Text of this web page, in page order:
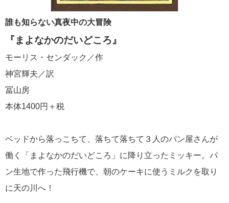
誰も知らない真夜中の大冒険
『まよなかのだいどころ』
モーリス・センダック／作
神宮輝夫／訳
冨山房
本体1400円＋税
ベッドから落っこちて、落ちて落ちて３人のパン屋さんが
働く「まよなかのだいどころ」に降り立ったミッキー。パ
ン生地で作った飛行機で、朝のケーキに使うミルクを取り
に天の川へ！